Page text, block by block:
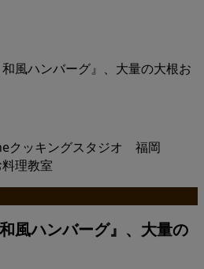
風ハンバーグ』、大量の大根お
風ハンバーグ』、大量の